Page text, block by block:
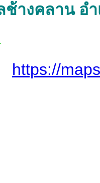
างคลาน อำ
https://